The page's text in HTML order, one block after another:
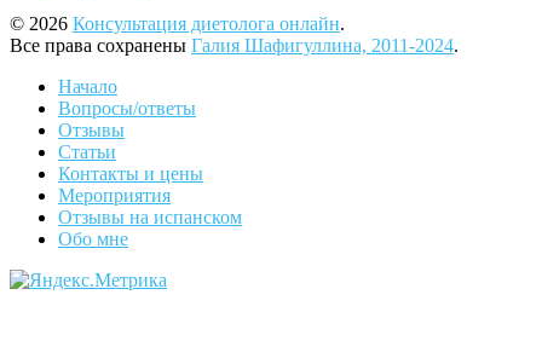
© 2026 Консультация диетолога онлайн.
Все права сохранены Галия Шафигуллина, 2011-2024.
Начало
Вопросы/ответы
Отзывы
Статьи
Контакты и цены
Мероприятия
Отзывы на испанском
Обо мне